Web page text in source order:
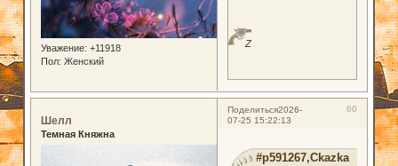
Уважение: +11918
Пол: Женский
Z
Поделиться 60
2026-
07-25 15:22:13
Шелл
Темная Княжна
#p591267,Ckazka